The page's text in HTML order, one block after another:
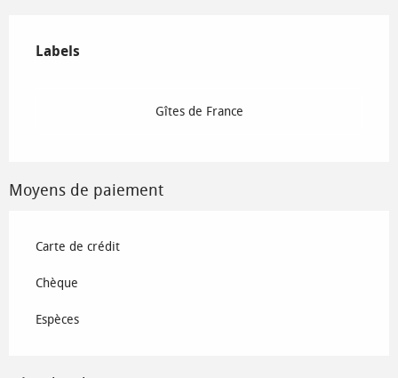
Labels
Labels
Gîtes de France
Moyens de paiement
Carte de crédit
Chèque
Espèces